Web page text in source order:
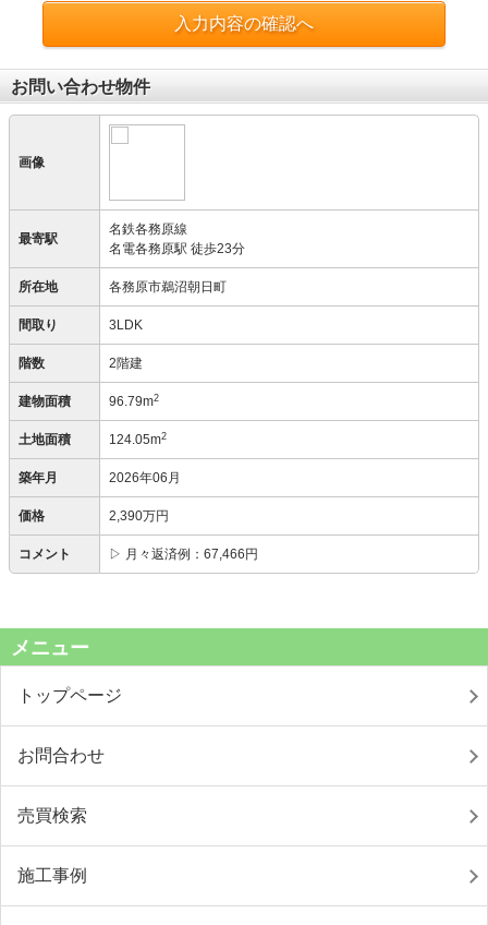
入力内容の確認へ
お問い合わせ物件
画像
最寄駅
名鉄各務原線
名電各務原駅 徒歩23分
所在地 各務原市鵜沼朝日町
間取り 3LDK
階数 2階建
建物面積 96.79m2
土地面積 124.05m2
築年月 2026年06月
価格 2,390万円
コメント ▷ 月々返済例：67,466円
メニュー
トップページ
お問合わせ
売買検索
施工事例